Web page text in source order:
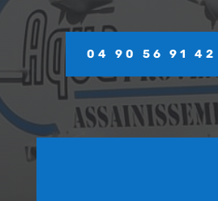
04 90 56 91 42